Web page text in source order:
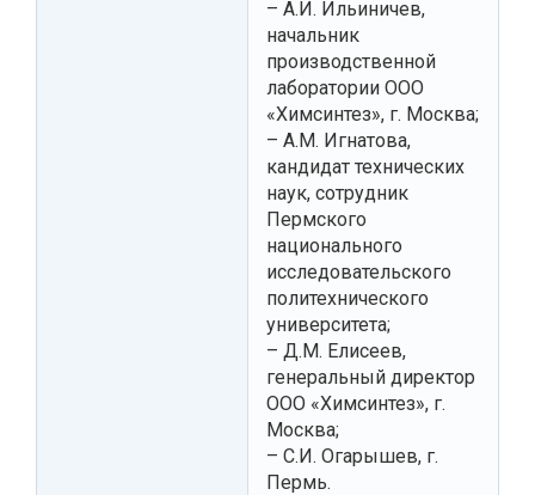
– А.И. Ильиничев,
начальник
производственной
лаборатории ООО
«Химсинтез», г. Москва;
– А.М. Игнатова,
кандидат технических
наук, сотрудник
Пермского
национального
исследовательского
политехнического
университета;
– Д.М. Елисеев,
генеральный директор
ООО «Химсинтез», г.
Москва;
– С.И. Огарышев, г.
Пермь.